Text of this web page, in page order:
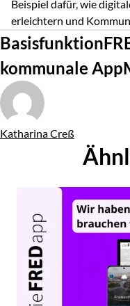
Beispiel dafür, wie
erleichtern und
Tags
Basisfunktion
kommunale App
Von
Katharina Creß